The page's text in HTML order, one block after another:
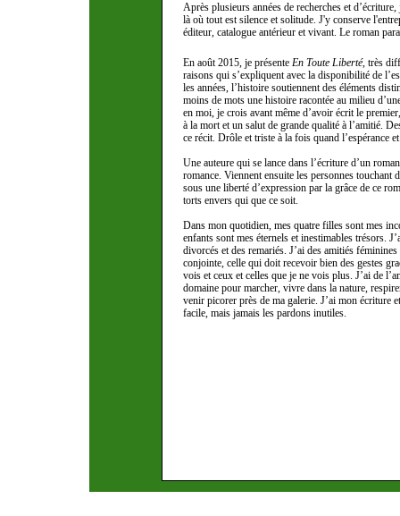
Après plusieurs années de recherches et
là où tout est silence et solitude. J'y conserve
éditeur, catalogue antérieur et vivant. Le roman
En août 2015, je présente En Toute Liberté, très
raisons qui s’expliquent avec la disponibilité de
les années, l’histoire soutiennent des éléments
moins de mots une histoire racontée au milieu
en moi, je crois avant même d’avoir écrit le
à la mort et un salut de grande qualité à l’amitié.
ce récit. Drôle et triste à la fois quand l’espérance
Une auteure qui se lance dans l’écriture d’un
romance. Viennent ensuite les personnes
sous une liberté d’expression par la grâce de ce
torts envers qui que ce soit.
Dans mon quotidien, mes quatre filles sont mes
enfants sont mes éternels et inestimables trésors.
divorcés et des remariés. J’ai des amitiés
conjointe, celle qui doit recevoir bien des gestes
vois et ceux et celles que je ne vois plus. J’ai de
domaine pour marcher, vivre dans la nature,
venir picorer près de ma galerie. J’ai mon écriture
facile, mais jamais les pardons inutiles.